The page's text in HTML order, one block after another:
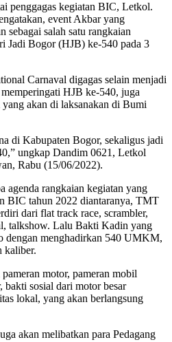
penggagas kegiatan BIC, Letkol.
event Akbar yang
sebagai salah satu rangkaian
Jadi Bogor (HJB) ke-540 pada 3
Carnaval digagas selain menjadi
HJB ke-540, juga
akan di laksanakan di Bumi
di Kabupaten Bogor, sekaligus jadi
ungkap Dandim 0621, Letkol
Rabu (15/06/2022).
agenda rangkaian kegiatan yang
BIC tahun 2022 diantaranya, TMT
dari flat track race, scrambler,
talkshow. Lalu Bakti Kadin yang
dengan menghadirkan 540 UMKM,
kaliber.
motor, pameran mobil
bakti sosial dari motor besar
lokal, yang akan berlangsung
akan melibatkan para Pedagang